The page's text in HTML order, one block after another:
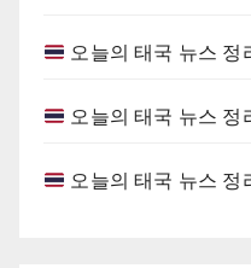
오늘의 태국 뉴스 정
오늘의 태국 뉴스 정
오늘의 태국 뉴스 정